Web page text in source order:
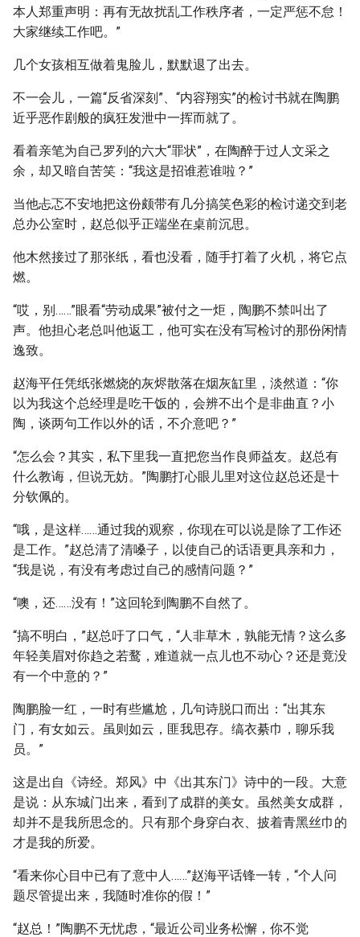
本人郑重声明：再有无故扰乱工作秩序者，一定严惩不怠！
大家继续工作吧。”
几个女孩相互做着鬼脸儿，默默退了出去。
不一会儿，一篇“反省深刻”、“内容翔实”的检讨书就在陶鹏
近乎恶作剧般的疯狂发泄中一挥而就了。
看着亲笔为自己罗列的六大“罪状”，在陶醉于过人文采之
余，却又暗自苦笑：“我这是招谁惹谁啦？”
当他忐忑不安地把这份颇带有几分搞笑色彩的检讨递交到老
总办公室时，赵总似乎正端坐在桌前沉思。
他木然接过了那张纸，看也没看，随手打着了火机，将它点
燃。
“哎，别……”眼看“劳动成果”被付之一炬，陶鹏不禁叫出了
声。他担心老总叫他返工，他可实在没有写检讨的那份闲情
逸致。
赵海平任凭纸张燃烧的灰烬散落在烟灰缸里，淡然道：“你
以为我这个总经理是吃干饭的，会辨不出个是非曲直？小
陶，谈两句工作以外的话，不介意吧？”
“怎么会？其实，私下里我一直把您当作良师益友。赵总有
什么教诲，但说无妨。”陶鹏打心眼儿里对这位赵总还是十
分钦佩的。
“哦，是这样……通过我的观察，你现在可以说是除了工作还
是工作。”赵总清了清嗓子，以使自己的话语更具亲和力，
“我是说，有没有考虑过自己的感情问题？”
“噢，还……没有！”这回轮到陶鹏不自然了。
“搞不明白，”赵总吁了口气，“人非草木，孰能无情？这么多
年轻美眉对你趋之若鹜，难道就一点儿也不动心？还是竟没
有一个中意的？”
陶鹏脸一红，一时有些尴尬，几句诗脱口而出：“出其东
门，有女如云。虽则如云，匪我思存。缟衣綦巾，聊乐我
员。”
这是出自《诗经。郑风》中《出其东门》诗中的一段。大意
是说：从东城门出来，看到了成群的美女。虽然美女成群，
却并不是我所思念的。只有那个身穿白衣、披着青黑丝巾的
才是我的所爱。
“看来你心目中已有了意中人……”赵海平话锋一转，“个人问
题尽管提出来，我随时准你的假！”
“赵总！”陶鹏不无忧虑，“最近公司业务松懈，你不觉